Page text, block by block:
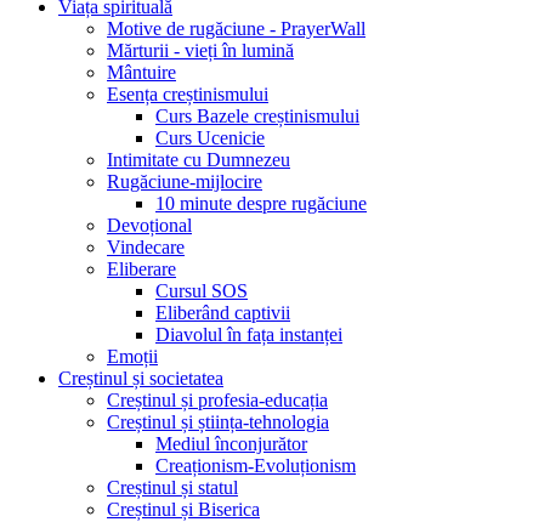
Viața spirituală
Motive de rugăciune - PrayerWall
Mărturii - vieți în lumină
Mântuire
Esența creștinismului
Curs Bazele creștinismului
Curs Ucenicie
Intimitate cu Dumnezeu
Rugăciune-mijlocire
10 minute despre rugăciune
Devoțional
Vindecare
Eliberare
Cursul SOS
Eliberând captivii
Diavolul în fața instanței
Emoții
Creștinul și societatea
Creștinul și profesia-educația
Creștinul și știința-tehnologia
Mediul înconjurător
Creaționism-Evoluționism
Creștinul și statul
Creștinul și Biserica